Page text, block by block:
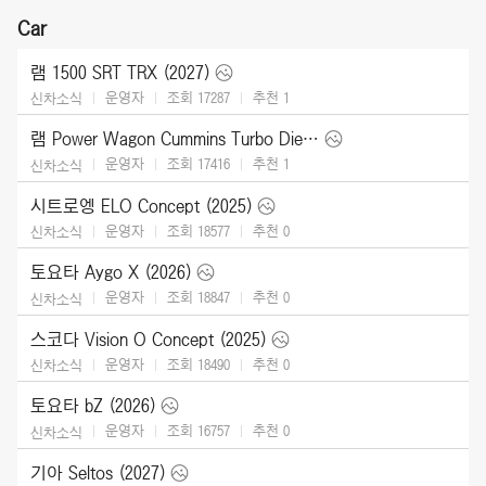
Car
램 1500 SRT TRX (2027)
신차소식 운영자 조회 17287 추천 1
램 Power Wagon Cummins Turbo Diesel (2027)
신차소식 운영자 조회 17416 추천 1
시트로엥 ELO Concept (2025)
신차소식 운영자 조회 18577 추천 0
토요타 Aygo X (2026)
신차소식 운영자 조회 18847 추천 0
스코다 Vision O Concept (2025)
신차소식 운영자 조회 18490 추천 0
토요타 bZ (2026)
신차소식 운영자 조회 16757 추천 0
기아 Seltos (2027)